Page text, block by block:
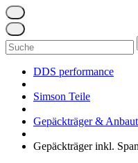
Suchen
nach:
DDS performance
Simson Teile
Gepäckträger &
Gepäckträger inkl.